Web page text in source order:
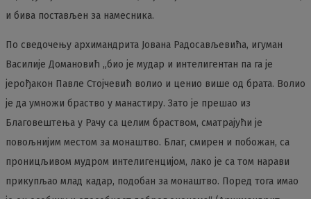
и бива постављен за намесника.
По сведочењу архимандрита Јована Радосављевића, игуман
Василије Домановић „био је мудар и интелигентан па га је
јерођакон Павле Стојчевић волио и ценио више од брата. Волио
је да умножи браство у манастиру. Зато је прешао из
Благовештења у Рачу са целим браством, сматрајући је
повољнијим местом за монаштво. Благ, смирен и побожан, са
проницљивом мудром интелигенцијом, лако је са том нарави
прикупљао млад кадар, подобан за монаштво. Поред тога имао